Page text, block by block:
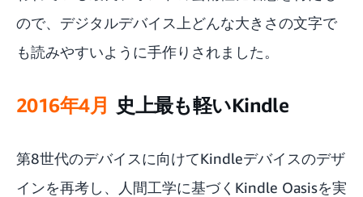
ので、デジタルデバイス上どんな大きさの文字で
も読みやすいように手作りされました。
2016年4月 史上最も軽いKindle
第8世代のデバイスに向けてKindleデバイスのデザ
インを再考し、人間工学に基づくKindle Oasisを実